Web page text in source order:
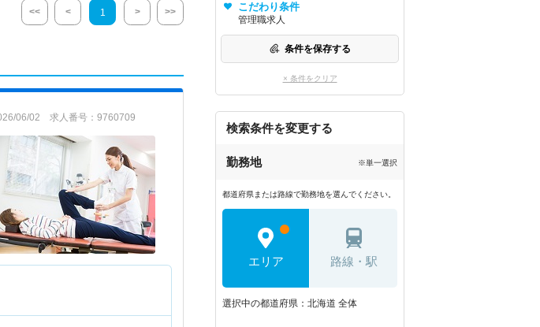
<< < 1 > >>
06/02 求人番号：9760709
こだわり条件
管理職求人
条件を保存する
× 条件をクリア
検索条件を変更する
勤務地 ※単一選択
都道府県または路線で勤務地を選んでください。
エリア 路線・駅
選択中の都道府県：北海道 全体